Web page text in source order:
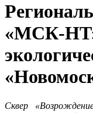
«МСК-НТ»
Сквер